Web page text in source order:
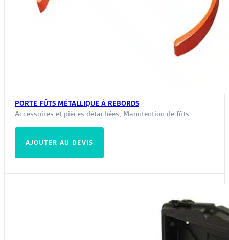
PORTE FÛTS MÉTALLIQUE À REBORDS
Accessoires et pièces détachées, Manutention de fûts
AJOUTER AU DEVIS